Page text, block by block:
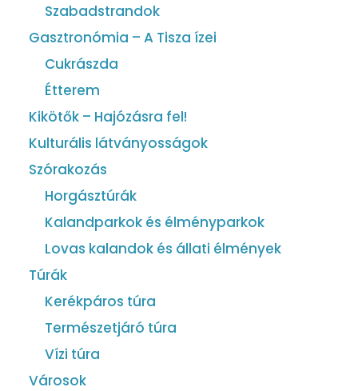
Szabadstrandok
Gasztronómia – A Tisza ízei
Cukrászda
Étterem
Kikötők – Hajózásra fel!
Kulturális látványosságok
Szórakozás
Horgásztúrák
Kalandparkok és élményparkok
Lovas kalandok és állati élmények
Túrák
Kerékpáros túra
Természetjáró túra
Vízi túra
Városok